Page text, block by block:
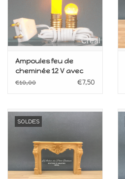
Ampoules feu de
cheminée 12 V avec
prise mâle
€10,00 €7,50
SOLDES